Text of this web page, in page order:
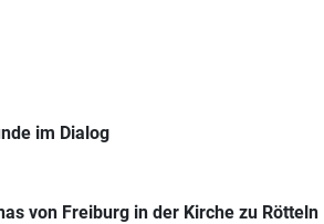
im Dialog
von Freiburg in der Kirche zu Rötteln